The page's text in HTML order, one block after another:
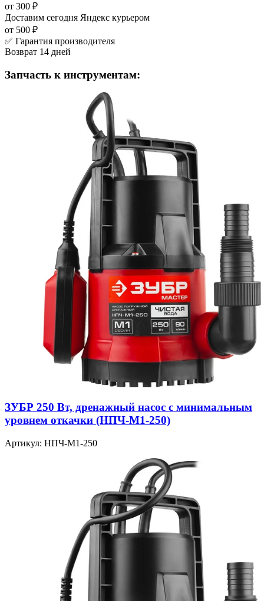
от 300 ₽
Доставим сегодня Яндекс курьером
от 500 ₽
✅ Гарантия производителя
Возврат 14 дней
Запчасть к инструментам:
ЗУБР 250 Вт, дренажный насос с минимальным
уровнем откачки (НПЧ-М1-250)
Артикул: НПЧ-М1-250